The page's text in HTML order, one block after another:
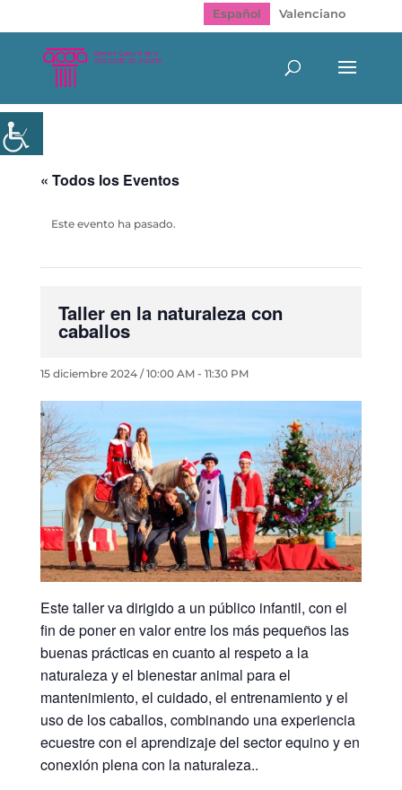
Español Valenciano
« Todos los Eventos
Este evento ha pasado.
Taller en la naturaleza con
caballos
15 diciembre 2024 / 10:00 AM- 11:30 PM
Este taller va dirigido a un público infantil, con el
fin de poner en valor entre los más pequeños las
buenas prácticas en cuanto al respeto a la
naturaleza y el bienestar animal para el
mantenimiento, el cuidado, el entrenamiento y el
uso de los caballos, combinando una experiencia
ecuestre con el aprendizaje del sector equino y en
conexión plena con la naturaleza..